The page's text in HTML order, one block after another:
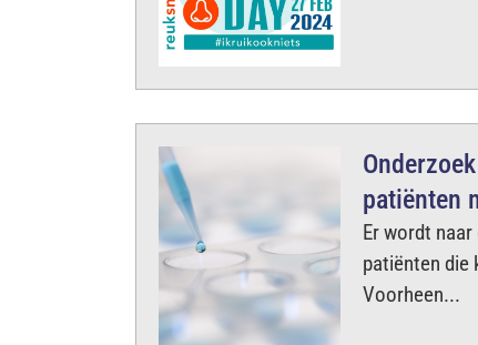
patiënten
Er wordt
patiënten die
Voorheen...